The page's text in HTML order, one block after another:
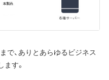
で、ありとあらゆるビジネス
す。